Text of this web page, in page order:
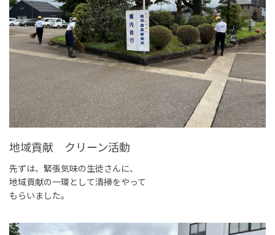
地域貢献 クリーン活動
先ずは、緊張気味の生徒さんに、
地域貢献の一環として清掃をやって
もらいました。
お問い合わせ